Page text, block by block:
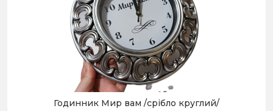
Годинник Мир вам /срібло круглий/